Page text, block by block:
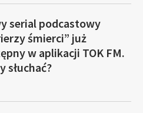
serial podcastowy
śmierci” już
w aplikacji TOK FM.
słuchać?